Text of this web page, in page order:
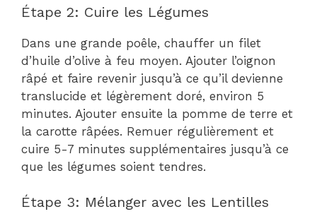
Étape 2: Cuire les Légumes
Dans une grande poêle, chauffer un filet
d’huile d’olive à feu moyen. Ajouter l’oignon
râpé et faire revenir jusqu’à ce qu’il devienne
translucide et légèrement doré, environ 5
minutes. Ajouter ensuite la pomme de terre et
la carotte râpées. Remuer régulièrement et
cuire 5-7 minutes supplémentaires jusqu’à ce
que les légumes soient tendres.
Étape 3: Mélanger avec les Lentilles